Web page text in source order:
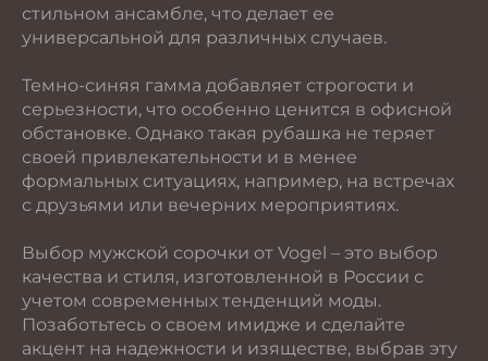
стильном ансамбле, что делает ее
универсальной для различных случаев.
Темно-синяя гамма добавляет строгости и
серьезности, что особенно ценится в офисной
обстановке. Однако такая рубашка не теряет
своей привлекательности и в менее
формальных ситуациях, например, на встречах
с друзьями или вечерних мероприятиях.
Выбор мужской сорочки от Vogel – это выбор
качества и стиля, изготовленной в России с
учетом современных тенденций моды.
Позаботьтесь о своем имидже и сделайте
акцент на надежности и изяществе, выбрав эту